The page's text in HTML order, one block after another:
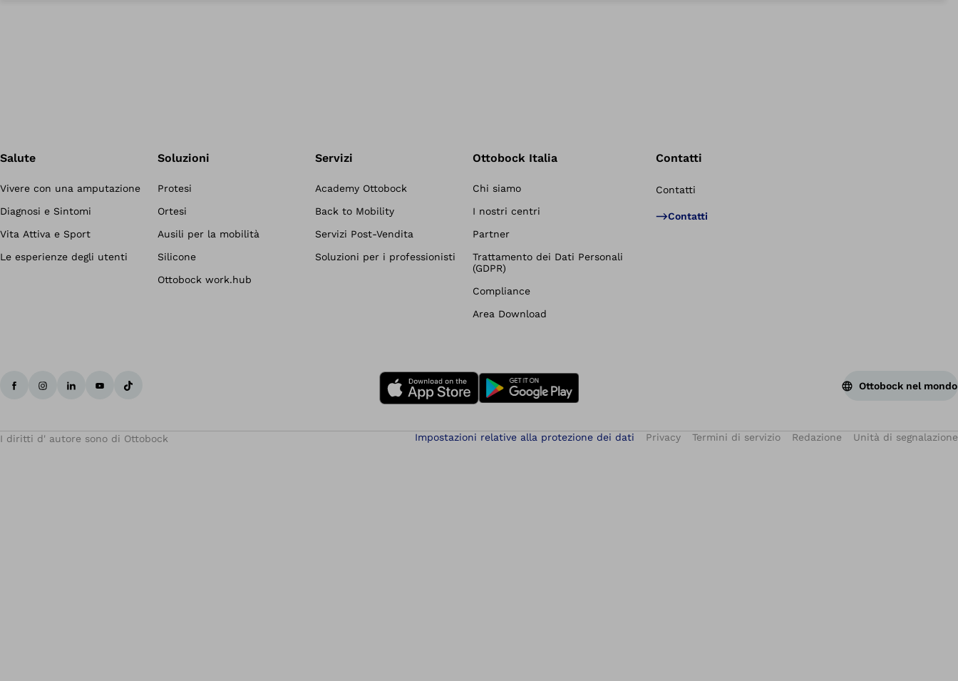
Salute
Vivere con una amputazione
Diagnosi e Sintomi
Vita Attiva e Sport
Le esperienze degli utenti
Soluzioni
Protesi
Ortesi
Ausili per la mobilità
Silicone
Ottobock work.hub
Servizi
Academy Ottobock
Back to Mobility
Servizi Post-Vendita
Soluzioni per i professionisti
Ottobock Italia
Chi siamo
I nostri centri
Partner
Trattamento dei Dati Personali
(GDPR)
Compliance
Area Download
Contatti
Contatti
Contatti
Ottobock nel mondo
I diritti d' autore sono di Ottobock Impostazioni relative alla protezione dei dati Privacy Termini di servizio Redazione Unità di segnalazione